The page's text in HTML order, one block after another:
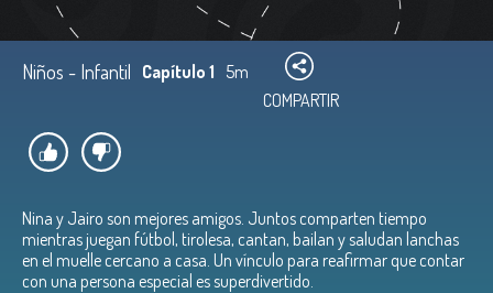
Niños - Infantil Capítulo 1 5m
COMPARTIR
Nina y Jairo son mejores amigos. Juntos comparten tiempo
mientras juegan fútbol, tirolesa, cantan, bailan y saludan lanchas
en el muelle cercano a casa. Un vínculo para reafirmar que contar
con una persona especial es superdivertido.